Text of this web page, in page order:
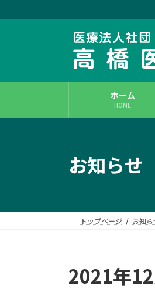
ン
ッ
ビ
移
ホーム
HOME
お知らせ
トップページ お知ら
2021年